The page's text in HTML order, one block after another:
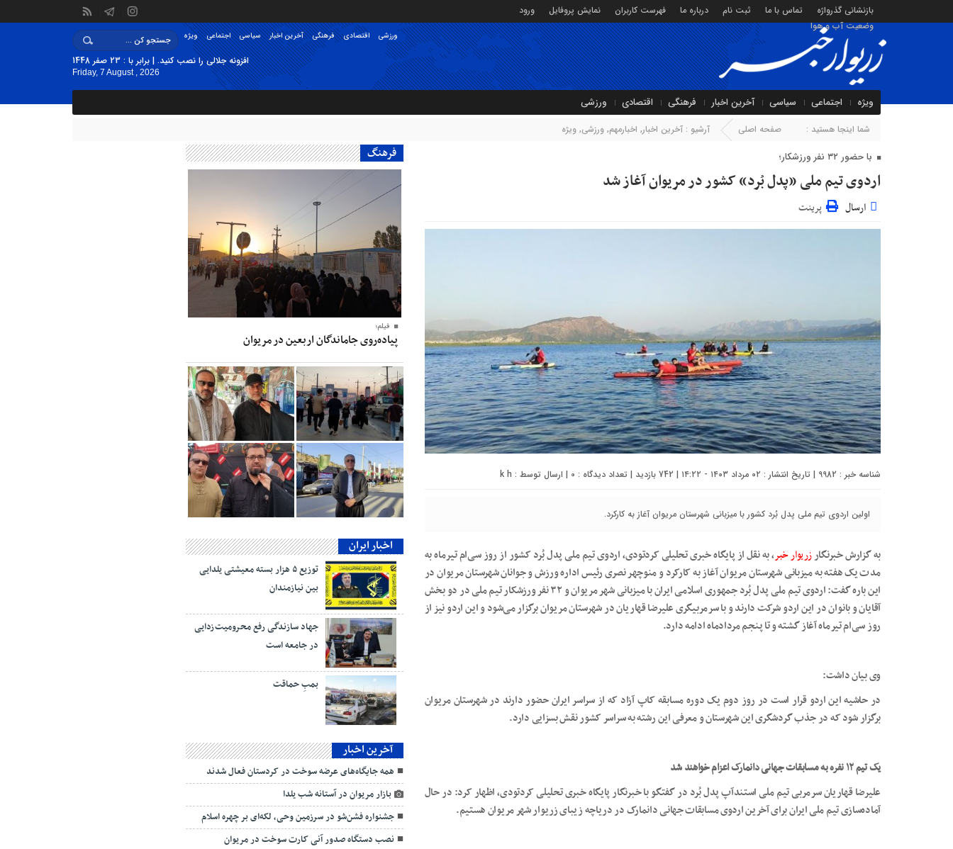
بازنشانی گذرواژه تماس با ما ثبت نام درباره ما فهرست کاربران نمایش پروفایل
ورود
وضعیت آب و هوا
ویژه اجتماعی سیاسی آخرین اخبار فرهنگی اقتصادی ورزشی
افزونه جلالی را نصب کنید. | برابر با : 23 صفر 1448
Friday, 7 August , 2026
ویژه اجتماعی سیاسی آخرین اخبار فرهنگی اقتصادی ورزشی
شما اینجا هستید : صفحه اصلی آرشیو : آخرین اخبار, اخبارمهم, ورزشی, ویژه
با حضور ۳۲ نفر ورزشکار؛
اردوی تیم ملی «پدل بُرد» کشور در مریوان آغاز شد
ارسال پرینت
شناسه خبر : 9982 | تاریخ انتشار : ۰۲ مرداد ۱۴۰۳ - ۱۴:۲۲ | 742 بازدید | تعداد دیدگاه : 0 | ارسال توسط : k h
اولین اردوی تیم ملی پدل بُرد کشور با میزبانی شهرستان مریوان آغاز به کارکرد.
به گزارش خبرنگارزریوار خبر، به نقل از پایگاه خبری تحلیلی کردتودی، اردوی تیم ملی پدل بُرد کشور از روز سی‌ام تیرماه به
مدت یک هفته به میزبانی شهرستان مریوان آغاز به کارکرد و منوچهر نصری رئیس اداره ورزش و جوانان شهرستان مریوان در
این باره گفت: اردوی تیم ملی پدل بُرد جمهوری اسلامی ایران با میزبانی شهر مریوان و ۳۲ نفر ورزشکار تیم ملی در دو بخش
آقایان و بانوان در این اردو شرکت دارند و با سرمربیگری علیرضا قهاریان در شهرستان مریوان برگزار می‌شود و این اردو نیز از
روز سی‌ام تیرماه آغاز گشته و تا پنجم مردادماه ادامه دارد.
وی بیان داشت:
در حاشیه این اردو قرار است در روز دوم یک دوره مسابقه کاپ آزاد که از سراسر ایران حضور دارند در شهرستان مریوان
برگزار شود که در جذب گردشگری این شهرستان و معرفی این رشته به سراسر کشور نقش بسزایی دارد.
یک تیم ۱۲ نفره به مسابقات جهانی دانمارک اعزام خواهند شد
علیرضا قهاریان سرمربی تیم ملی استندآپ پدل بُرد در گفتگو با خبرنگار پایگاه خبری تحلیلی کردتودی، اظهار کرد: در حال
آماده‌سازی تیم ملی ایران برای آخرین اردوی مسابقات جهانی دانمارک در دریاچه زیبای زریوار شهر مریوان هستیم.
فرهنگ
فیلم؛
پیاده‌روی جاماندگان اربعین در مریوان
اخبار ایران
توزیع ۵ هزار بسته معیشتی یلدایی
بین نیازمندان
جهاد سازندگی رفع محرومیت‌زدایی
در جامعه است
بمبِ حماقت
آخرین اخبار
همه جایگاه‌های عرضه سوخت در کردستان فعال شدند
بازار مریوان در آستانه شب یلدا
جشنواره فشن‌شو در سرزمین وحی، لکه‌ای بر چهره اسلام
نصب دستگاه صدور آنی کارت سوخت در مریوان